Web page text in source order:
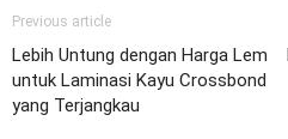
Previous article
Lebih Untung dengan Harga Lem
untuk Laminasi Kayu Crossbond
yang Terjangkau